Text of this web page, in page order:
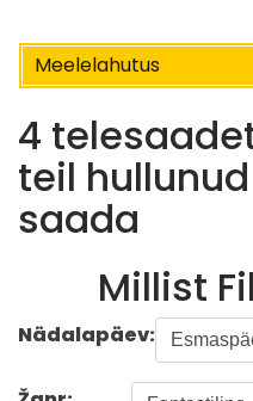
Meelelahutus
4
teil
saada
Millist
Nädalapäev: